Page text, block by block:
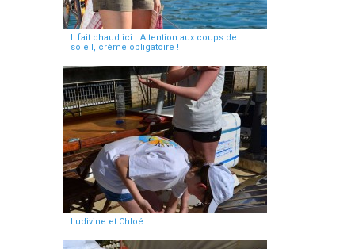
Il fait chaud ici… Attention aux coups de
soleil, crème obligatoire !
Ludivine et Chloé